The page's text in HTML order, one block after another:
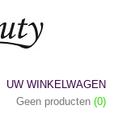
UW WINKELWAGEN
Geen producten (0)